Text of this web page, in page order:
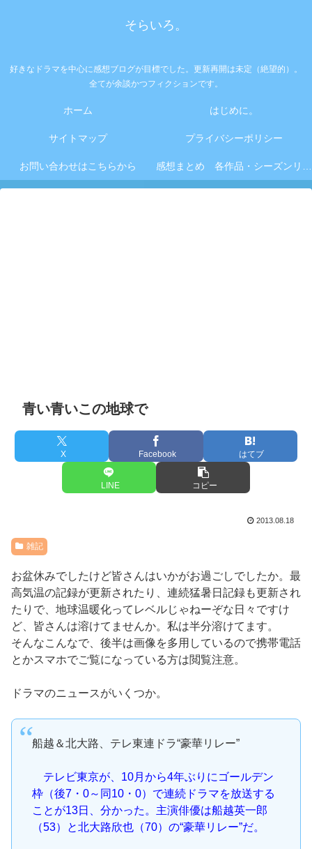
そらいろ。
好きなドラマを中心に感想ブログが目標でした。更新再開は未定（絶望的）。
全てが余談かつフィクションです。
ホーム はじめに。
サイトマップ プライバシーポリシー
お問い合わせはこちらから 感想まとめ 各作品・シーズンリンク集
青い青いこの地球で
X Facebook はてブ
LINE コピー
2013.08.18
雑記
お盆休みでしたけど皆さんはいかがお過ごしでしたか。最
高気温の記録が更新されたり、連続猛暑日記録も更新され
たりで、地球温暖化ってレベルじゃねーぞな日々ですけ
ど、皆さんは溶けてませんか。私は半分溶けてます。
そんなこんなで、後半は画像を多用しているので携帯電話
とかスマホでご覧になっている方は閲覧注意。
ドラマのニュースがいくつか。
船越＆北大路、テレ東連ドラ“豪華リレー”
テレビ東京が、10月から4年ぶりにゴールデン
枠（後7・0～同10・0）で連続ドラマを放送する
ことが13日、分かった。主演俳優は船越英一郎
（53）と北大路欣也（70）の“豪華リレー”だ。